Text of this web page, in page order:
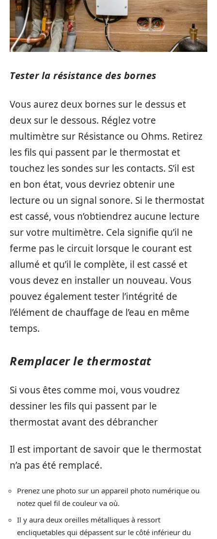
Tester la résistance des bornes
Vous aurez deux bornes sur le dessus et
deux sur le dessous. Réglez votre
multimètre sur Résistance ou Ohms. Retirez
les fils qui passent par le thermostat et
touchez les sondes sur les contacts. S’il est
en bon état, vous devriez obtenir une
lecture ou un signal sonore. Si le thermostat
est cassé, vous n’obtiendrez aucune lecture
sur votre multimètre. Cela signifie qu’il ne
ferme pas le circuit lorsque le courant est
allumé et qu’il le complète, il est cassé et
vous devez en installer un nouveau. Vous
pouvez également tester l’intégrité de
l’élément de chauffage de l’eau en même
temps.
Remplacer le thermostat
Si vous êtes comme moi, vous voudrez
dessiner les fils qui passent par le
thermostat avant des débrancher
Il est important de savoir que le thermostat
n’a pas été remplacé.
Prenez une photo sur un appareil photo numérique ou
notez quel fil de couleur va où.
Il y aura deux oreilles métalliques à ressort
encliquetables qui dépassent sur le côté inférieur du